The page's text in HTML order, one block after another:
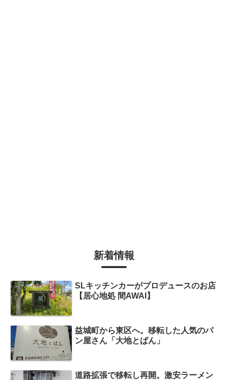
新着情報
SLキッチンカーがプロデュースのお店
【居心地処 間AWAI】
益城町から東区へ。移転した人気のパ
ン屋さん「大地とぱん」
道路拡張で移転し再開。激安ラーメン